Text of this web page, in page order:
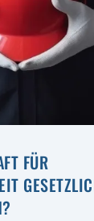
FÜR